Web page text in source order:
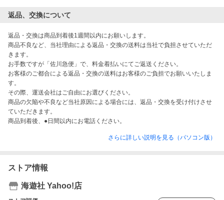
返品、交換について
返品・交換は商品到着後1週間以内にお願いします。
商品不良など、当社理由による返品・交換の送料は当社で負担させていただ
きます。
お手数ですが「佐川急便」で、料金着払いにてご返送ください。
お客様のご都合による返品・交換の送料はお客様のご負担でお願いいたしま
す。
その際、運送会社はご自由にお選びください。
商品の欠陥や不良など当社原因による場合には、返品・交換を受け付けさせ
ていただきます。
商品到着後、●日間以内にお電話ください。
さらに詳しい説明を見る（パソコン版）
ストア情報
海遊社 Yahoo!店